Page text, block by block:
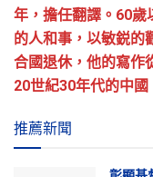
年，擔任翻譯。60歲
的人和事，以敏鋭的
合國退休，他的寫作
20世紀30年代的中國
推薦新聞